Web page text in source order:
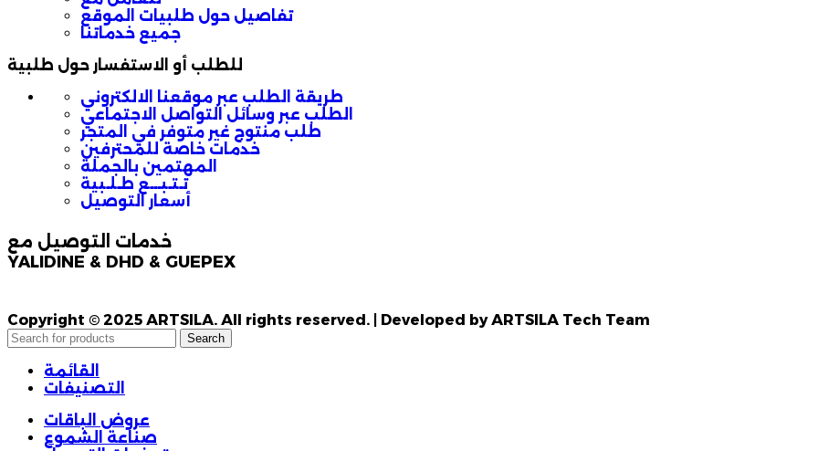
تفاصيل حول طلبيات الموقع
جميع خدماتنا
للطلب أو الاستفسار حول طلبية
طريقة الطلب عبر موقعنا الالكتروني
الطلب عبر وسائل التواصل الاجتماعي
طلب منتوج غير متوفر في المتجر
خدمات خاصة للمحترفين
المهتمين بالجملة
تـتـبـــع طـلـبية
أسعار التوصيل
خدمات التوصيل مع
YALIDINE & DHD & GUEPEX
Copyright © 2025 ARTSILA. All rights reserved. | Developed by ARTSILA Tech Team
Search
القائمة
التصنيفات
عروض الباقات
صناعة الشموع